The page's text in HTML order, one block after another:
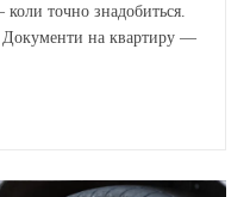
точно знадобиться.
на квартиру —